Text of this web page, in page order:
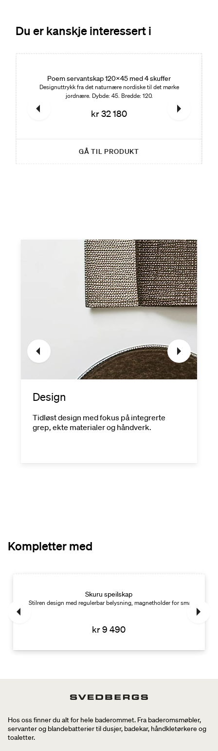
Du er kanskje interessert i
Poem servantskap 120x45 med 4 skuffer
Designuttrykk fra det naturnære nordiske til det mørke
jordnære. Dybde: 45. Bredde: 120.
kr 32 180
GÅ TIL PRODUKT
Design
Tidløst design med fokus på integrerte
grep, ekte materialer og håndverk.
Kompletter med
Skuru speilskap
Stilren design med regulerbar belysning, magnetholder for småting og
kr 9 490
Hos oss finner du alt for hele baderommet. Fra baderomsmøbler,
servanter og blandebatterier til dusjer, badekar, håndkletørkere og
toaletter.